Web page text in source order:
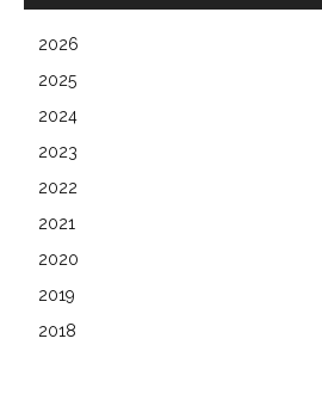
2026
2025
2024
2023
2022
2021
2020
2019
2018